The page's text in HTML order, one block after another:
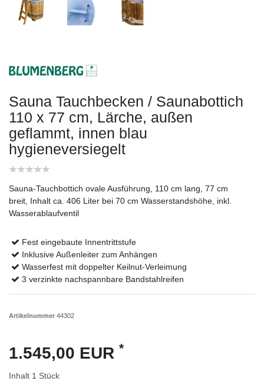
Sauna Tauchbecken / Saunabottich
110 x 77 cm, Lärche, außen
geflammt, innen blau
hygieneversiegelt
Sauna-Tauchbottich ovale Ausführung, 110 cm lang, 77 cm
breit, Inhalt ca. 406 Liter bei 70 cm Wasserstandshöhe, inkl.
Wasserablaufventil
Fest eingebaute Innentrittstufe
Inklusive Außenleiter zum Anhängen
Wasserfest mit doppelter Keilnut-Verleimung
3 verzinkte nachspannbare Bandstahlreifen
Artikelnummer 44302
1.545,00 EUR *
Inhalt 1 Stück